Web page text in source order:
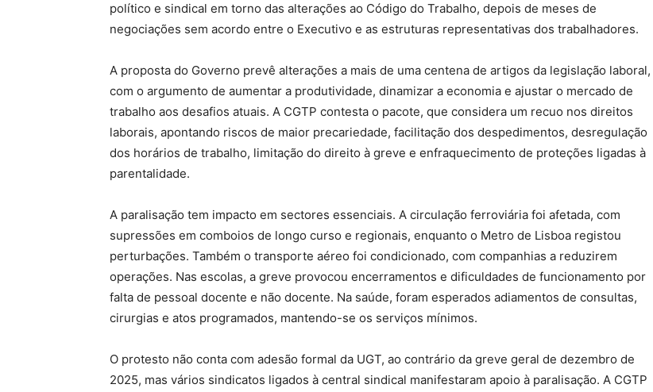
político e sindical em torno das alterações ao Código do Trabalho, depois de meses de
negociações sem acordo entre o Executivo e as estruturas representativas dos trabalhadores.
A proposta do Governo prevê alterações a mais de uma centena de artigos da legislação laboral,
com o argumento de aumentar a produtividade, dinamizar a economia e ajustar o mercado de
trabalho aos desafios atuais. A CGTP contesta o pacote, que considera um recuo nos direitos
laborais, apontando riscos de maior precariedade, facilitação dos despedimentos, desregulação
dos horários de trabalho, limitação do direito à greve e enfraquecimento de proteções ligadas à
parentalidade.
A paralisação tem impacto em sectores essenciais. A circulação ferroviária foi afetada, com
supressões em comboios de longo curso e regionais, enquanto o Metro de Lisboa registou
perturbações. Também o transporte aéreo foi condicionado, com companhias a reduzirem
operações. Nas escolas, a greve provocou encerramentos e dificuldades de funcionamento por
falta de pessoal docente e não docente. Na saúde, foram esperados adiamentos de consultas,
cirurgias e atos programados, mantendo-se os serviços mínimos.
O protesto não conta com adesão formal da UGT, ao contrário da greve geral de dezembro de
2025, mas vários sindicatos ligados à central sindical manifestaram apoio à paralisação. A CGTP